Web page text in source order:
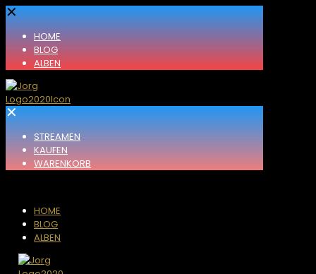
✕
HOME
BLOG
ALBEN
✕
STREAMEN
KAUFEN
WARENKORB
HOME
BLOG
ALBEN